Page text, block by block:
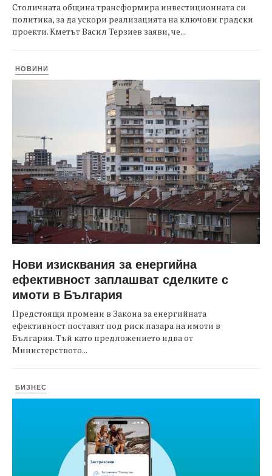
Столичната община трансформира инвестиционната си
политика, за да ускори реализацията на ключови градски
проекти. Кметът Васил Терзиев заяви, че...
НОВИНИ
Нови изисквания за енергийна
ефективност заплашват сделките с
имоти в България
Предстоящи промени в Закона за енергийната
ефективност поставят под риск пазара на имоти в
България. Тъй като предложението идва от
Министерството...
БИЗНЕС